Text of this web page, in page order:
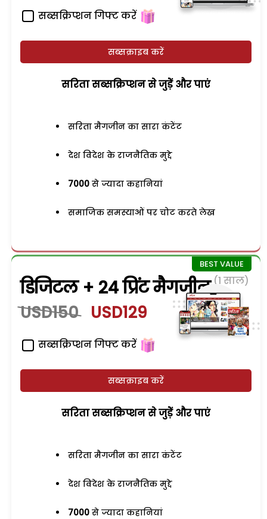
सब्सक्रिप्शन गिफ्ट करें
सब्सक्राइब करें
सरिता सब्सक्रिप्शन से जुड़ेें और पाएं
सरिता मैगजीन का सारा कंटेंट
देश विदेश के राजनैतिक मुद्दे
7000 से ज्यादा कहानियां
समाजिक समस्याओं पर चोट करते लेख
डिजिटल + 24 प्रिंट मैगजीन (1 साल)
USD150 USD129
सब्सक्रिप्शन गिफ्ट करें
सब्सक्राइब करें
सरिता सब्सक्रिप्शन से जुड़ेें और पाएं
सरिता मैगजीन का सारा कंटेंट
देश विदेश के राजनैतिक मुद्दे
7000 से ज्यादा कहानियां